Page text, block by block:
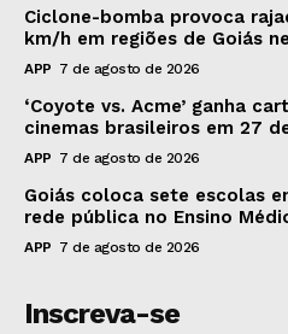
Ciclone-bomba provoca
km/h em regiões de Goiás
APP 7 de agosto de 2026
‘Coyote vs. Acme’ ganha
cinemas brasileiros em 27
APP 7 de agosto de 2026
Goiás coloca sete escolas
rede pública no Ensino
APP 7 de agosto de 2026
Inscreva-se